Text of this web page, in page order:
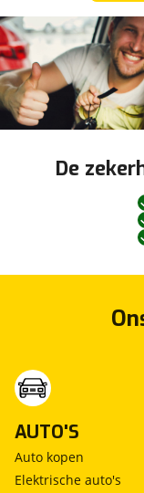
De
AUTO'S
Auto kopen
Elektrische auto's